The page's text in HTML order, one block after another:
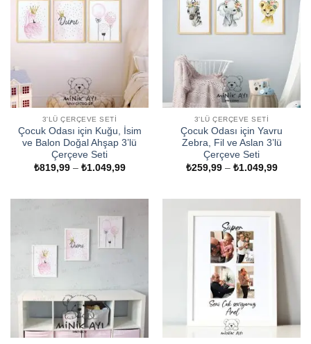
3'LÜ ÇERÇEVE SETI
Çocuk Odası için Kuğu, İsim
ve Balon Doğal Ahşap 3’lü
Çerçeve Seti
₺819,99 – ₺1.049,99Fiyat
3'LÜ ÇERÇEVE SETI
Çocuk Odası için Yavru
Zebra, Fil ve Aslan 3’lü
Çerçeve Seti
₺259,99 – ₺1.049,99Fiyat